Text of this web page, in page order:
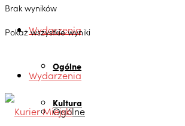
Brak wyników
Pokaż wszystkie wyniki
Wydarzenia
Ogólne
Kultura
Wydarzenia
Ogólne